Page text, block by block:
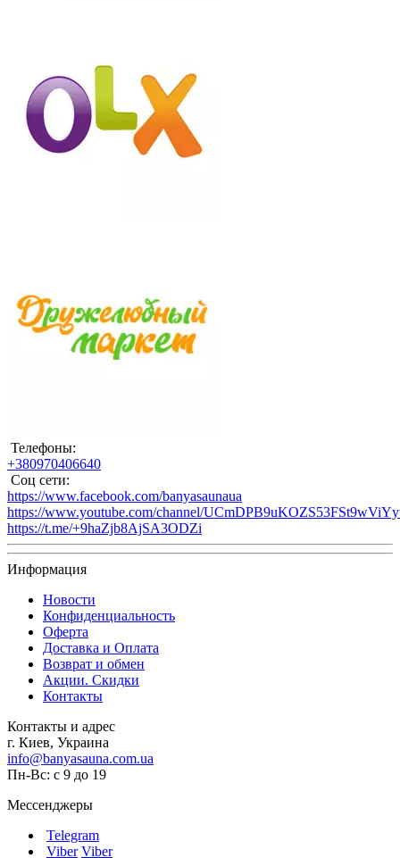
Телефоны:
+380970406640
Соц сети:
https://www.facebook.com/banyasaunaua
https://www.youtube.com/channel/
https://t.me/+9haZjb8AjSA3ODZi
Информация
Новости
Конфиденциальность
Оферта
Доставка и Оплата
Возврат и обмен
Акции. Скидки
Контакты
Контакты и адрес
г. Киев, Украина
info@banyasauna.com.ua
Пн-Вс: с 9 до 19
Мессенджеры
Telegram
Viber Viber